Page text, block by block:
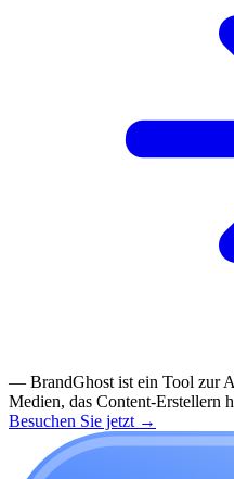
— BrandGhost ist ein Tool zur
Medien, das Content-Erstellern
Besuchen Sie jetzt →